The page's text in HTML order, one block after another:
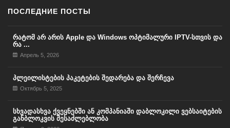
ПОСЛЕДНИЕ ПОСТЫ
რატომ არ არის Apple და Windows ოპტიმალური IPTV-სთვის და
რა ...
Апрель 5, 2026
პლეილისტების პაკეტების შედარება და შერჩევა
Октябрь 5, 2025
სხვადასხვა ქვეყნებში ან კომპანიაში დაბლოკილი ვებსაიტების
განბლოკვის შესაძლებლობა